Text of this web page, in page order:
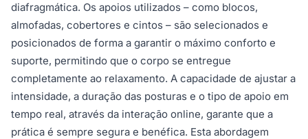
diafragmática. Os apoios utilizados – como blocos,
almofadas, cobertores e cintos – são selecionados e
posicionados de forma a garantir o máximo conforto e
suporte, permitindo que o corpo se entregue
completamente ao relaxamento. A capacidade de ajustar a
intensidade, a duração das posturas e o tipo de apoio em
tempo real, através da interação online, garante que a
prática é sempre segura e benéfica. Esta abordagem